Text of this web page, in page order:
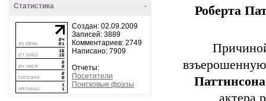
-
Статистика
Создан: 02.09.2009
Записей: 3889
Комментариев: 2749
Написано: 7909
Отчеты:
Посетители
Поисковые фразы
Роберта
Паттинсона
актера